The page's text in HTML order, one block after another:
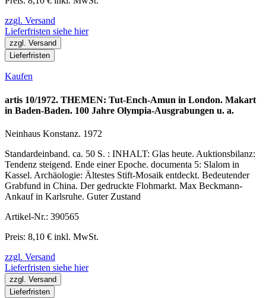
zzgl. Versand
Lieferfristen siehe hier
zzgl. Versand
Lieferfristen
Kaufen
artis 10/1972. THEMEN: Tut-Ench-Amun in London. Makart
in Baden-Baden. 100 Jahre Olympia-Ausgrabungen u. a.
Neinhaus Konstanz. 1972
Standardeinband. ca. 50 S. : INHALT: Glas heute. Auktionsbilanz:
Tendenz steigend. Ende einer Epoche. documenta 5: Slalom in
Kassel. Archäologie: Ältestes Stift-Mosaik entdeckt. Bedeutender
Grabfund in China. Der gedruckte Flohmarkt. Max Beckmann-
Ankauf in Karlsruhe. Guter Zustand
Artikel-Nr.: 390565
Preis: 8,10 € inkl. MwSt.
zzgl. Versand
Lieferfristen siehe hier
zzgl. Versand
Lieferfristen